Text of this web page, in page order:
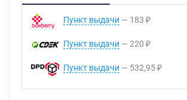
Пункт выдачи 183 ₽
Пункт выдачи 220 ₽
Пункт выдачи 532,95 ₽